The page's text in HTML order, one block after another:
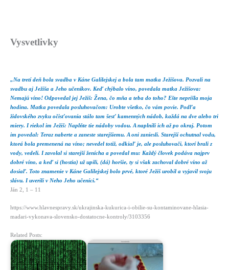
Vysvetlivky
„Na tretí deň bola svadba v Káne Galilejskej a bola tam matka Ježišova. Pozvali na
svadbu aj Ježiša a Jeho učeníkov. Keď chýbalo víno, povedala matka Ježišova:
Nemajú víno! Odpovedal jej Ježiš: Žena, čo mňa a teba do toho? Ešte neprišla moja
hodina. Matka povedala posluhovačom: Urobte všetko, čo vám povie. Podľa
židovského zvyku očisťovania stálo tam šesť kamenných nádob, každá na dve alebo tri
miery. I riekol im Ježiš: Naplňte tie nádoby vodou. A naplnili ich až po okraj. Potom
im povedal: Teraz naberte a zaneste starejšiemu. A oni zaniesli. Starejší ochutnal vodu,
ktorá bola premenená na víno; nevedel totiž, odkiaľ je, ale posluhovači, ktorí brali z
vody, vedeli. I zavolal si starejší ženícha a povedal mu: Každý človek podáva najprv
dobré víno, a keď si (hostia) už upili, (dá) horšie, ty si však zachoval dobré víno až
dosiaľ. Toto znamenie v Káne Galilejskej bolo prvé, ktoré Ježiš urobil a vyjavil svoju
slávu. I uverili v Neho Jeho učeníci.“
Ján 2, 1 – 11
https://www.hlavnespravy.sk/ukrajinska-kukurica-i-obilie-su-kontaminovane-hlasia-
madari-vykonava-slovensko-dostatocne-kontroly/3103356
Related Posts: